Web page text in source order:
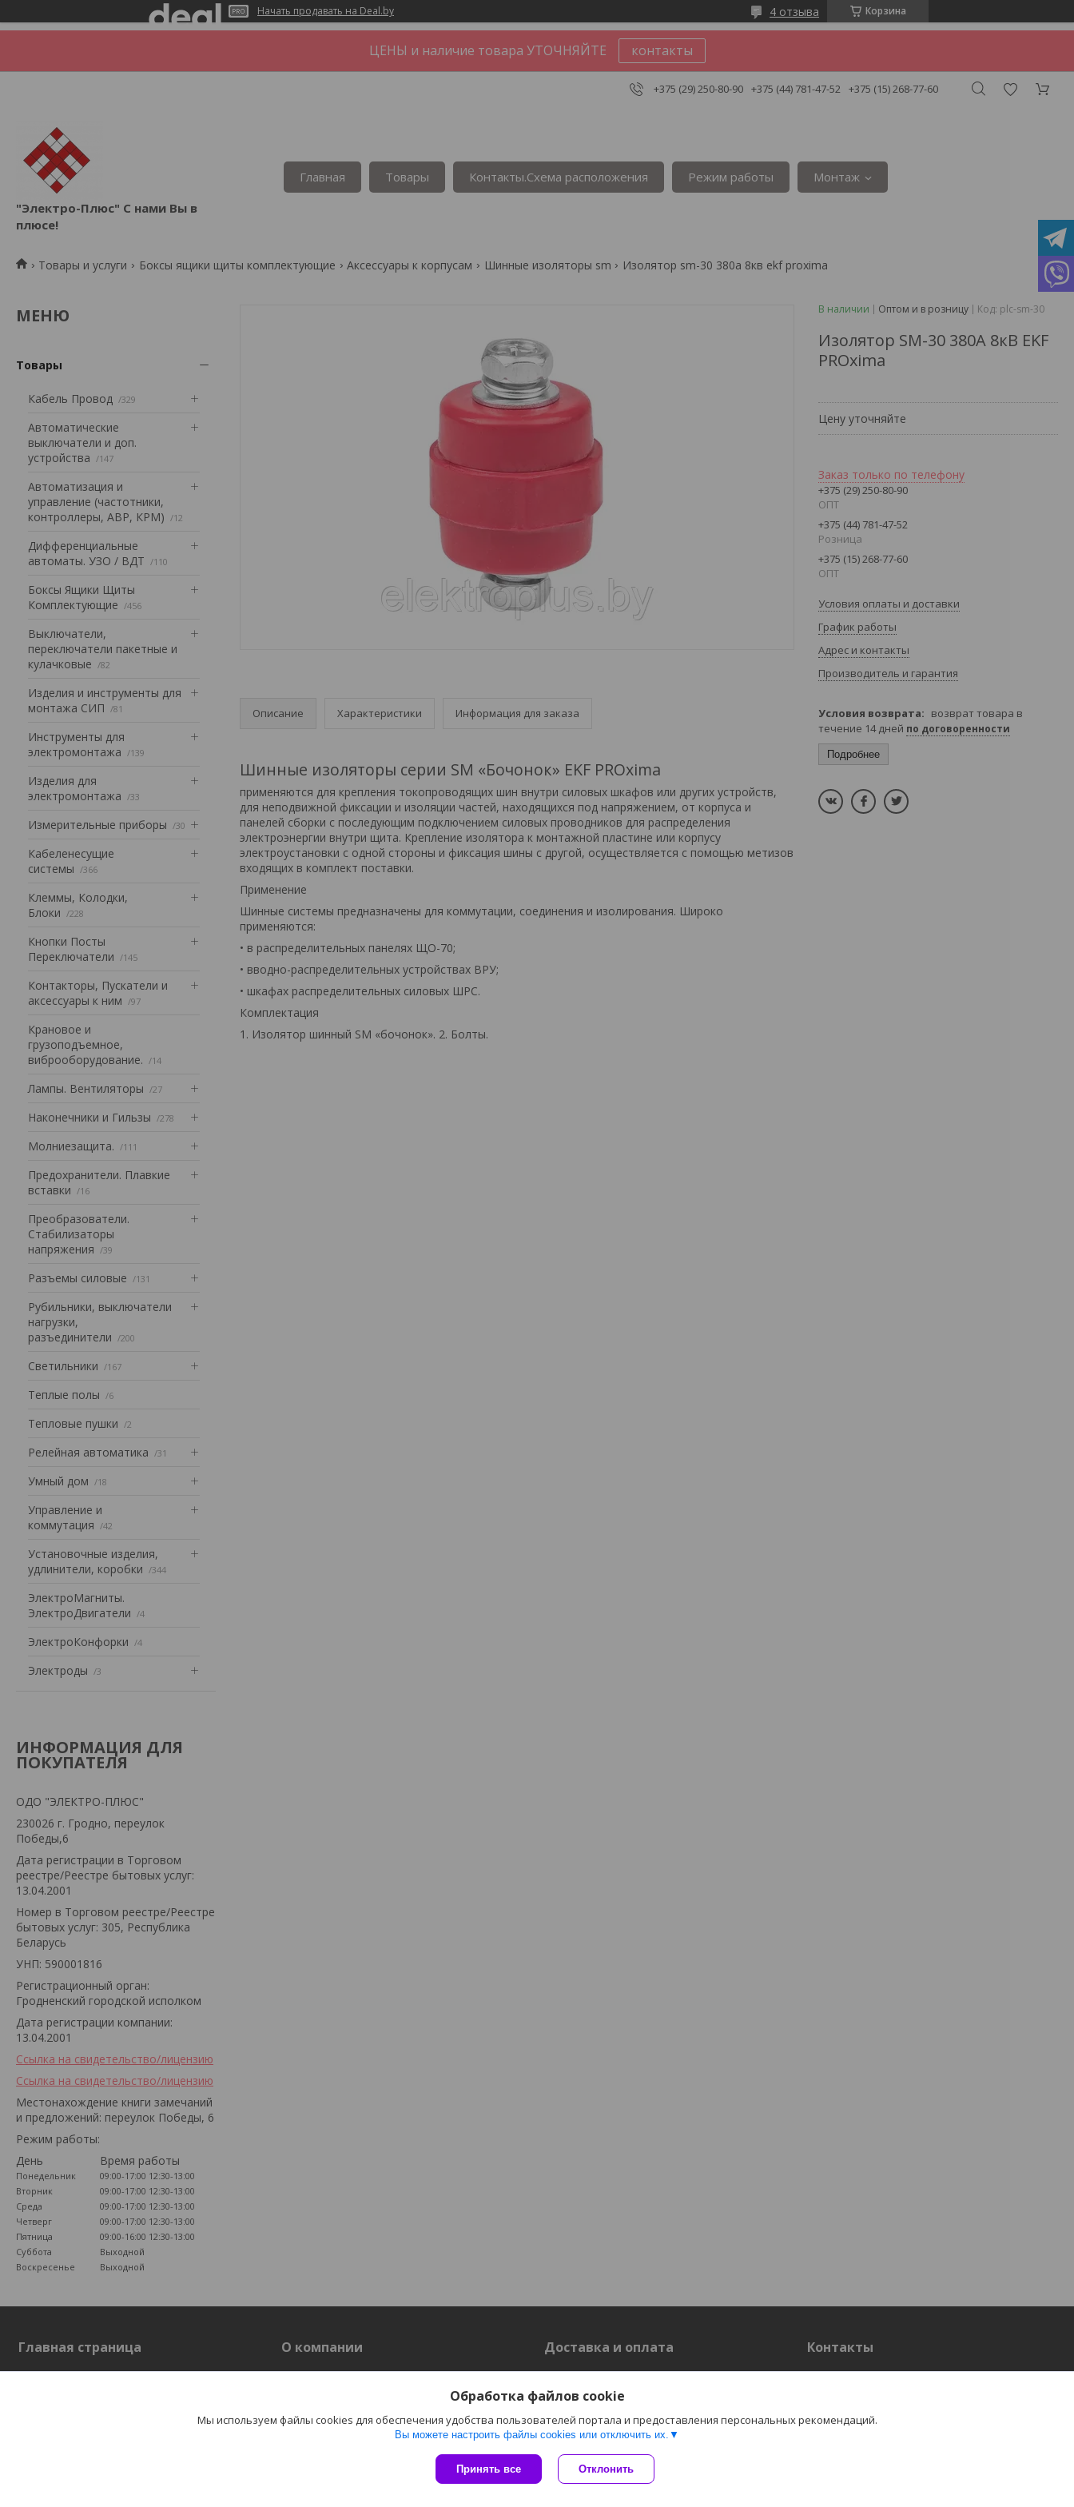
Начать продавать на Deal.by Корзина
4 отзыва
ЦЕНЫ и наличие товара УТОЧНЯЙТЕ контакты
+375 (29) 250-80-90 +375 (44) 781-47-52 +375 (15) 268-77-60
"Электро-Плюс" С нами Вы в
плюсе!
Главная Товары Контакты.Сxема расположения Режим работы Монтаж
Товары и услуги Боксы ящики щиты комплектующие Аксессуары к корпусам Шинные изоляторы sm Изолятор sm-30 380а 8кв ekf proxima
Товары
Кабель Провод 329
Автоматические
выключатели и доп.
устройства
147
Автоматизация и
управление (частотники,
контроллеры, АВР, КРМ)
12
Дифференциальные
автоматы. УЗО / ВДТ
110
Боксы Ящики Щиты
Комплектующие
456
Выключатели,
переключатели пакетные и
кулачковые
82
Изделия и инструменты для
монтажа СИП
81
Инструменты для
электромонтажа
139
Изделия для
электромонтажа
33
Измерительные приборы 30
Кабеленесущие
системы
366
Клеммы, Колодки,
Блоки
228
Кнопки Посты
Переключатели
145
Контакторы, Пускатели и
аксессуары к ним
97
Крановое и
грузоподъемное,
виброоборудование.
14
Лампы. Вентиляторы 27
Наконечники и Гильзы 278
Mолниезащита. 111
Предохранители. Плавкие
вставки
16
Преобразователи.
Стабилизаторы
напряжения
39
Разъемы силовые 131
Рубильники, выключатели
нагрузки,
разъединители
200
Светильники 167
Теплые полы 6
Тепловые пушки 2
Релейная автоматика 31
Умный дом 18
Управление и
коммутация
42
Установочные изделия,
удлинители, коробки
344
ЭлектроМагниты.
ЭлектроДвигатели
4
ЭлектроКонфорки 4
Электроды 3
ИНФОРМАЦИЯ ДЛЯ
ПОКУПАТЕЛЯ
ОДО "ЭЛЕКТРО-ПЛЮС"
230026 г. Гродно, переулок
Победы,6
Дата регистрации в Торговом
реестре/Реестре бытовых услуг:
13.04.2001
Номер в Торговом реестре/Реестре
бытовых услуг: 305, Республика
Беларусь
УНП: 590001816
Регистрационный орган:
Гродненский городской исполком
Дата регистрации компании:
13.04.2001
Ссылка на свидетельство/лицензию
Ссылка на свидетельство/лицензию
Местонахождение книги замечаний
и предложений: переулок Победы, 6
Режим работы:
День
Время работы
Понедельник 09:00-17:00 12:30-13:00
Вторник
09:00-17:00 12:30-13:00
Среда
09:00-17:00 12:30-13:00
Четверг
09:00-17:00 12:30-13:00
Пятница
09:00-16:00 12:30-13:00
Суббота
Выходной
Воскресенье
Выходной
Описание Характеристики Информация для заказа
Шинные изоляторы серии SM «Бочонок» EKF PROxima
применяются для крепления токопроводящих шин внутри силовых шкафов или других устройств,
для неподвижной фиксации и изоляции частей, находящихся под напряжением, от корпуса и
панелей сборки с последующим подключением силовых проводников для распределения
электроэнергии внутри щита. Крепление изолятора к монтажной пластине или корпусу
электроустановки с одной стороны и фиксация шины с другой, осуществляется с помощью метизов
входящих в комплект поставки.
Применение
Шинные системы предназначены для коммутации, соединения и изолирования. Широко
применяются:
• в распределительных панелях ЩО-70;
• вводно-распределительных устройствах ВРУ;
• шкафах распределительных силовых ШРС.
Комплектация
1. Изолятор шинный SM «бочонок». 2. Болты.
В наличии Оптом и в розницу Код: plc-sm-30
Изолятор SM-30 380А 8кВ EKF
PROxima
Цену уточняйте
Заказ только по телефону
+375 (29) 250-80-90
ОПТ
+375 (44) 781-47-52
Розница
+375 (15) 268-77-60
ОПТ
Условия оплаты и доставки
График работы
Адрес и контакты
Производитель и гарантия
возврат товара в
течение 14 дней по договоренности
Подробнее
Главная страница
Главная страница
О компании
О компании
Доставка и оплата
Доставка
Контакты
Контакты
Сайт создан на платформе Deal.by
Политика обработки файлов cookies
Обработка файлов cookie
Мы используем файлы cookies для обеспечения удобства пользователей портала и предоставления персональных рекомендаций.
Вы можете настроить файлы cookies или отключить их.
Принять все Отклонить
"Электро-Плюс" ОДО г. Гродно |
Пожаловаться на контент